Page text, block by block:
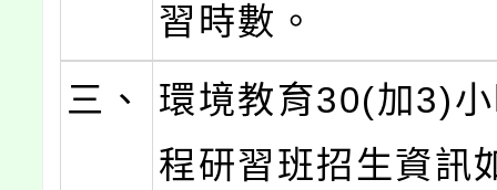
習時數。
三、
環境教育30(加3)
程研習班招生資訊